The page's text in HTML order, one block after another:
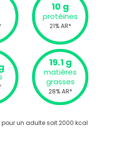
10 g
protéines
21% AR*
19.1 g
matières
grasses
28% AR*
pour un adulte soit 2000 kcal